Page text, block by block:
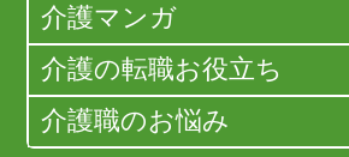
介護マンガ
介護の転職お役立ち
介護職のお悩み